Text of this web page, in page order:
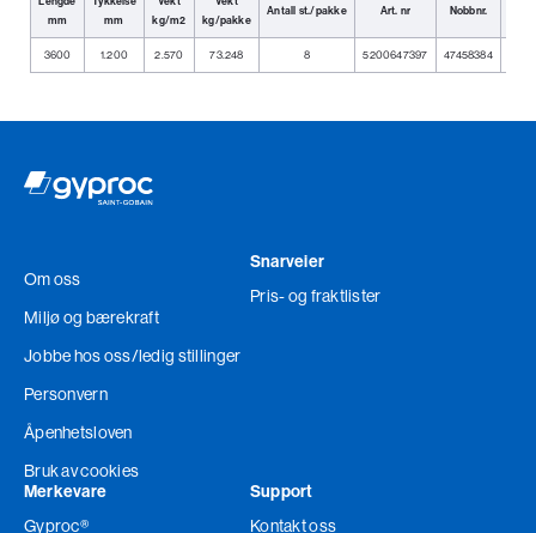
mm
mm
kg/m2
kg/pakke
Antall st./pakke Art. nr Nobbnr.
3600 1.200 2.570 73.248 8 5200647397 47458384
Om oss
Miljø og bærekraft
Jobbe hos oss/ledig stillinger
Personvern
Åpenhetsloven
Bruk av cookies
Snarveier
Pris- og fraktlister
Merkevare
Gyproc®
Support
Kontakt oss